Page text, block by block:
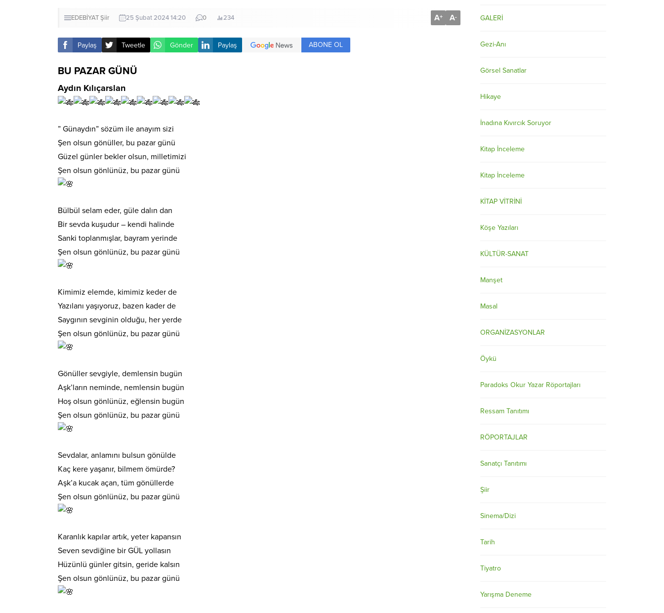
EDEBİYATŞiir 25 Şubat 2024 14:20 0 234 A+ A-
Paylaş Tweetle Gönder Paylaş ABONE OL
BU PAZAR GÜNÜ
Aydın Kılıçarslan
” Günaydın” sözüm ile anayım sizi
Şen olsun gönüller, bu pazar günü
Güzel günler bekler olsun, milletimizi
Şen olsun gönlünüz, bu pazar günü
Bülbül selam eder, güle dalın dan
Bir sevda kuşudur – kendi halinde
Sanki toplanmışlar, bayram yerinde
Şen olsun gönlünüz, bu pazar günü
Kimimiz elemde, kimimiz keder de
Yazılanı yaşıyoruz, bazen kader de
Saygının sevginin olduğu, her yerde
Şen olsun gönlünüz, bu pazar günü
Gönüller sevgiyle, demlensin bugün
Aşk’ların neminde, nemlensin bugün
Hoş olsun gönlünüz, eğlensin bugün
Şen olsun gönlünüz, bu pazar günü
Sevdalar, anlamını bulsun gönülde
Kaç kere yaşanır, bilmem ömürde?
Aşk’a kucak açan, tüm gönüllerde
Şen olsun gönlünüz, bu pazar günü
Karanlık kapılar artık, yeter kapansın
Seven sevdiğine bir GÜL yollasın
Hüzünlü günler gitsin, geride kalsın
Şen olsun gönlünüz, bu pazar günü
GALERİ
Gezi-Anı
Görsel Sanatlar
Hikaye
İnadına Kıvırcık Soruyor
Kitap İnceleme
Kitap İnceleme
KİTAP VİTRİNİ
Köşe Yazıları
KÜLTÜR-SANAT
Manşet
Masal
ORGANİZASYONLAR
Öykü
Paradoks Okur Yazar Röportajları
Ressam Tanıtımı
RÖPORTAJLAR
Sanatçı Tanıtımı
Şiir
Sinema/Dizi
Tarih
Tiyatro
Yarışma Deneme